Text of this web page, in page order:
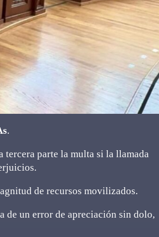
.
tercera parte la multa si la llamada
de recursos movilizados.
de un error de apreciación sin dolo,